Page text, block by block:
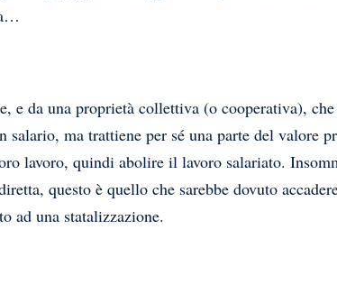
e da una proprietà collettiva (o cooperativa),
ma trattiene per sé una parte del valore
lavoro, quindi abolire il lavoro salariato.
questo è quello che sarebbe dovuto
ad una statalizzazione.